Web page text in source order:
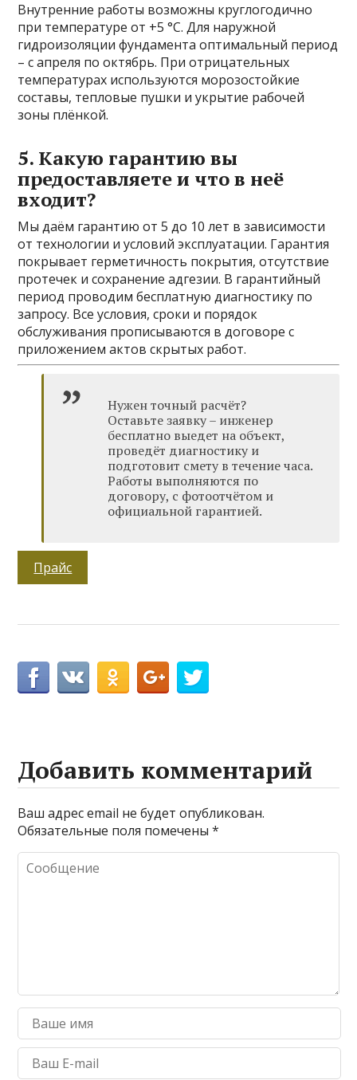
Внутренние работы возможны круглогодично
при температуре от +5 °С. Для наружной
гидроизоляции фундамента оптимальный период
– с апреля по октябрь. При отрицательных
температурах используются морозостойкие
составы, тепловые пушки и укрытие рабочей
зоны плёнкой.
5. Какую гарантию вы
предоставляете и что в неё
входит?
Мы даём гарантию от 5 до 10 лет в зависимости
от технологии и условий эксплуатации. Гарантия
покрывает герметичность покрытия, отсутствие
протечек и сохранение адгезии. В гарантийный
период проводим бесплатную диагностику по
запросу. Все условия, сроки и порядок
обслуживания прописываются в договоре с
приложением актов скрытых работ.
Нужен точный расчёт?
Оставьте заявку – инженер
бесплатно выедет на объект,
проведёт диагностику и
подготовит смету в течение часа.
Работы выполняются по
договору, с фотоотчётом и
официальной гарантией.
Прайс
Добавить комментарий
Ваш адрес email не будет опубликован.
Обязательные поля помечены*